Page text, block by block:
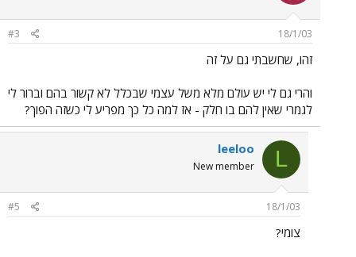
18/1/03
#3
זהו, שחשבתי גם על זה
והרי גם לי יש עולם מלא משל עצמי שבכלל לא קשור בהם וברור לי
לגמרי שאין להם בו חלק - אז למה כל כך מפריע לי כשזה הפוך?
L
leeloo
New member
18/1/03
#5
צומי?